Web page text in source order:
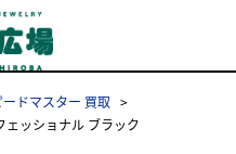
ードマスター 買取
ェッショナル ブラック